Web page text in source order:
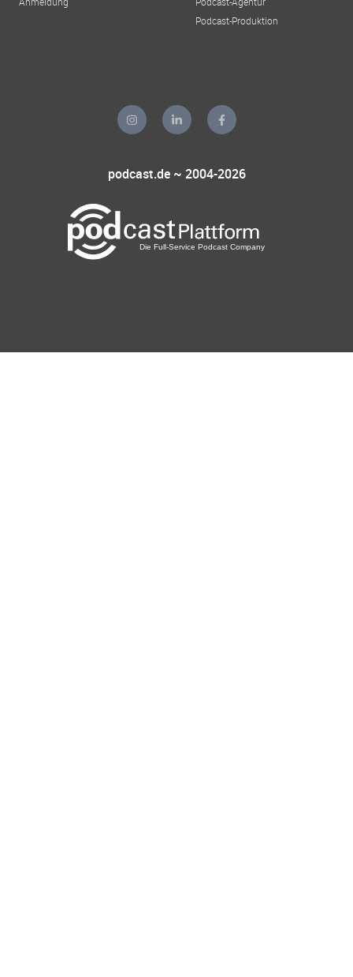
Podcast-Produktion
podcast.de ~ 2004-2026